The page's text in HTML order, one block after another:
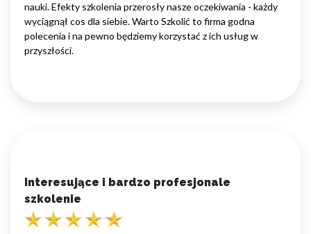
nauki. Efekty szkolenia przerosły nasze oczekiwania - każdy
wyciągnął cos dla siebie. Warto Szkolić to firma godna
polecenia i na pewno będziemy korzystać z ich usług w
przyszłości.
Interesujące i bardzo profesjonale
szkolenie